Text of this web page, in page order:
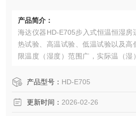
产品简介：
海达仪器HD-E705步入式恒温恒湿房
热试验、高温试验、低温试验以及高
限温度（湿度）范围广，实际温（湿
验。工作室尺寸可由客户自定义。
产品型号： HD-E705
更新时间： 2026-02-26